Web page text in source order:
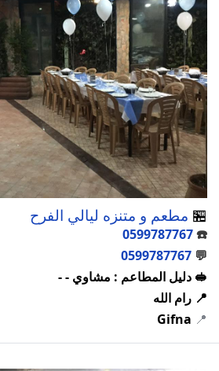
🏪 مطعم و متنزه ليالي الفرح
☎️
0599787767
💬
0599787767
🥪 دليل المطاعم : مشاوي - -
📍 رام الله
📍
Gifna